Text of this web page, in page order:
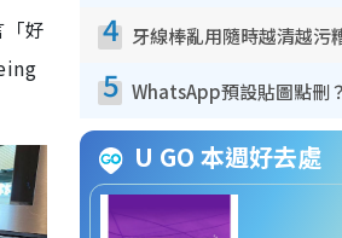
好
4
5
U GO 本週好去處